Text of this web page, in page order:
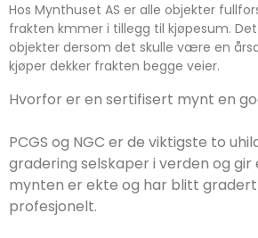
Hos Mynthuset AS er alle objekter
frakten kmmer i tillegg til kjøpesum.
objekter dersom det skulle være en
kjøper dekker frakten begge veier.
Hvorfor er en sertifisert mynt en
PCGS og NGC er de viktigste to
gradering selskaper i verden og
mynten er ekte og har blitt
profesjonelt.